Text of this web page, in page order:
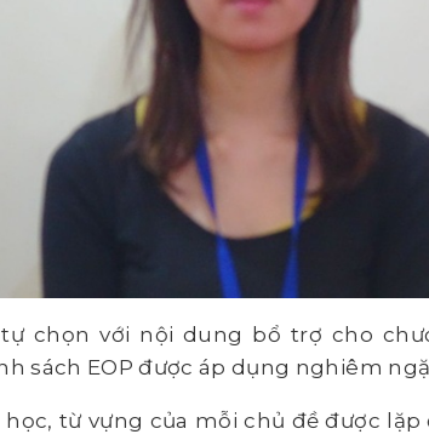
chọn với nội dung bổ trợ cho
sách EOP được áp dụng nghiêm
từ vựng của mỗi chủ đề được lặp